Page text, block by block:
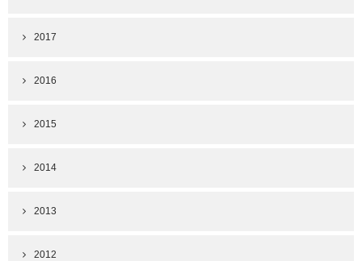
2017
2016
2015
2014
2013
2012